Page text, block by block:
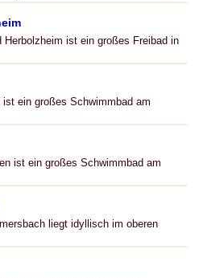
Herbolzheim ist ein großes Freibad in
ein großes Schwimmbad am
ist ein großes Schwimmbad am
liegt idyllisch im oberen